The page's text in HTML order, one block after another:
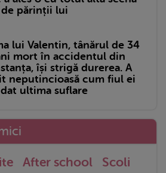
părinții lui
lui Valentin, tânărul de 34
mort în accidentul din
își strigă durerea. A
neputincioasă cum fiul ei
ultima suflare
After school
Scoli